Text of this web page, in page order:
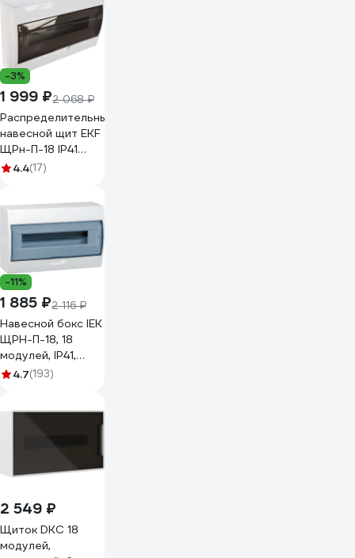
(ранее PRA29118)
EZ9E118S2SRU
-3%
1 999 ₽2 068 ₽
Распределительный
навесной щит EKF
ЩРн-П-18 IP41
пластиковый
4.4(17)
-11%
1 885 ₽2 116 ₽
Навесной бокс IEK
ЩРН-П-18, 18
модулей, IP41,
белый, ИЭК
4.7(193)
2 549 ₽
Щиток DKC 18
модулей,